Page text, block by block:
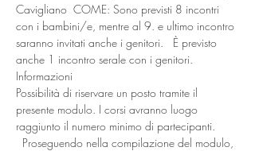
Cavigliano  COME: Sono previsti 8 incontri
con i bambini/e, mentre al 9. e ultimo incontro
saranno invitati anche i genitori.   È previsto
anche 1 incontro serale con i genitori.
Informazioni
Possibilità di riservare un posto tramite il
presente modulo. I corsi avranno luogo
raggiunto il numero minimo di partecipanti.
Proseguendo nella compilazione del modulo,